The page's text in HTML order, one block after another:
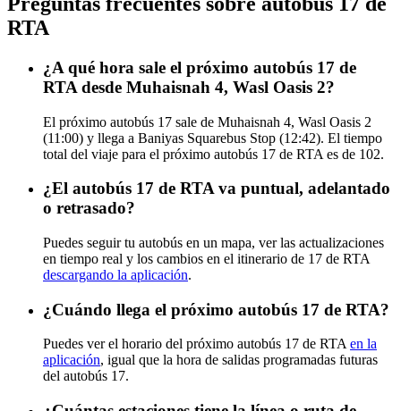
RTA
¿A qué hora sale el próximo autobús 17 de
RTA desde Muhaisnah 4, Wasl Oasis 2?
El próximo autobús 17 sale de Muhaisnah 4, Wasl Oasis 2
(11:00) y llega a Baniyas Squarebus Stop (12:42). El tiempo
total del viaje para el próximo autobús 17 de RTA es de 102.
¿El autobús 17 de RTA va puntual, adelantado
o retrasado?
Puedes seguir tu autobús en un mapa, ver las actualizaciones
en tiempo real y los cambios en el itinerario de 17 de RTA
descargando la aplicación.
¿Cuándo llega el próximo autobús 17 de RTA?
Puedes ver el horario del próximo autobús 17 de RTA en la
aplicación, igual que la hora de salidas programadas futuras
del autobús 17.